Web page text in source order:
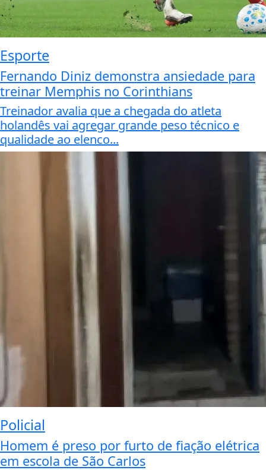
Esporte
Fernando Diniz demonstra ansiedade para
treinar Memphis no Corinthians
Treinador avalia que a chegada do atleta
holandês vai agregar grande peso técnico e
qualidade ao elenco...
Policial
Homem é preso por furto de fiação elétrica
em escola de São Carlos